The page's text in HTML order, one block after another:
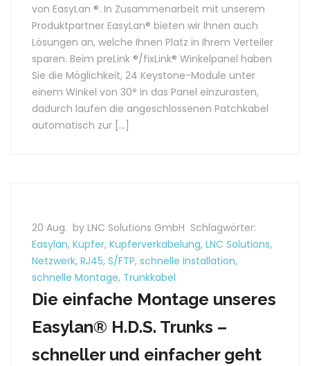
von EasyLan ­®. In Zusammenarbeit mit unserem
Produktpartner EasyLan® bieten wir Ihnen auch
Lösungen an, welche Ihnen Platz in Ihrem Verteiler
sparen. Beim preLink ®/fixLink® Winkelpanel haben
Sie die Möglichkeit, 24 Keystone-Module unter
einem Winkel von 30° in das Panel einzurasten,
dadurch laufen die angeschlossenen Patchkabel
automatisch zur […]
20 Aug. by LNC Solutions GmbH Schlagwörter:
Easylan, Kupfer, Kupferverkabelung, LNC Solutions,
Netzwerk, RJ45, S/FTP, schnelle Installation,
schnelle Montage, Trunkkabel
Die einfache Montage unseres
Easylan® H.D.S. Trunks –
schneller und einfacher geht